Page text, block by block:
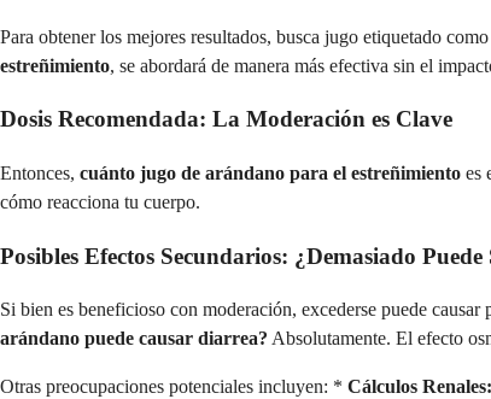
Para obtener los mejores resultados, busca jugo etiquetado
estreñimiento, se abordará de manera más efectiva sin el
Dosis Recomendada: La Moderación es Clave
Entonces, cuánto jugo de arándano para el estreñimiento es
cómo reacciona tu cuerpo.
Posibles Efectos Secundarios: ¿Demasiado
Si bien es beneficioso con moderación, excederse puede
arándano puede causar diarrea? Absolutamente. El efecto
Otras preocupaciones potenciales incluyen: * Cálculos Renales: